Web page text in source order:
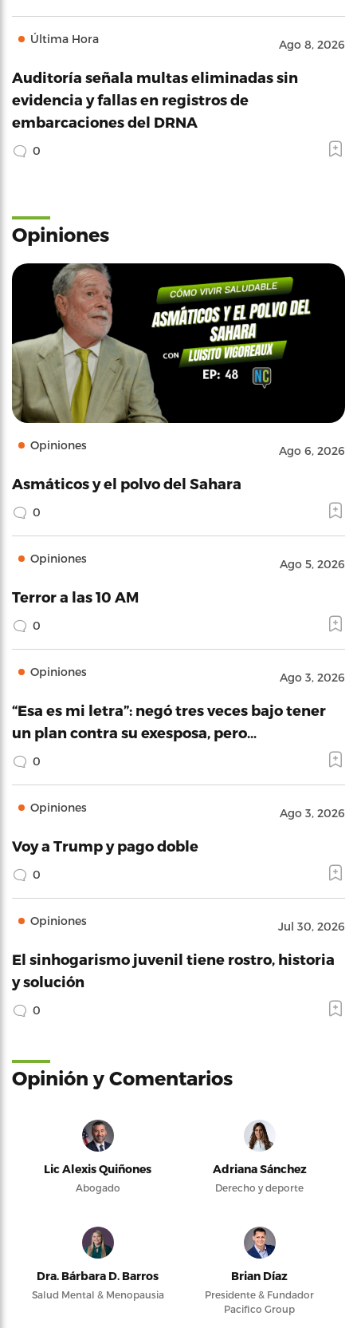
Última Hora Ago 8, 2026
Auditoría señala multas eliminadas sin
evidencia y fallas en registros de
embarcaciones del DRNA
0
Opiniones
Opiniones Ago 6, 2026
Asmáticos y el polvo del Sahara
0
Opiniones Ago 5, 2026
Terror a las 10 AM
0
Opiniones Ago 3, 2026
“Esa es mi letra”: negó tres veces bajo tener
un plan contra su exesposa, pero…
0
Opiniones Ago 3, 2026
Voy a Trump y pago doble
0
Opiniones Jul 30, 2026
El sinhogarismo juvenil tiene rostro, historia
y solución
0
Opinión y Comentarios
Lic Alexis Quiñones
Abogado
Adriana Sánchez
Derecho y deporte
Dra. Bárbara D. Barros
Salud Mental & Menopausia
Brian Díaz
Presidente & Fundador
Pacifico Group